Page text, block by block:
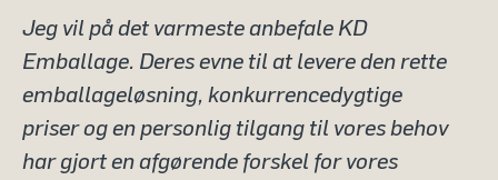
Jeg vil på det varmeste anbefale KD
Emballage. Deres evne til at levere den rette
emballageløsning, konkurrencedygtige
priser og en personlig tilgang til vores behov
har gjort en afgørende forskel for vores